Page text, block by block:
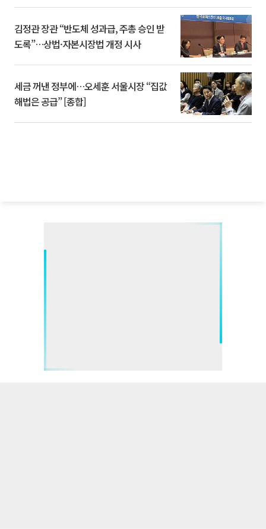
김정관 장관 “반도체 성과급, 주총 승인 받
도록”…상법·자본시장법 개정 시사
세금 꺼낸 정부에…오세훈 서울시장 “집값
해법은 공급” [종합]